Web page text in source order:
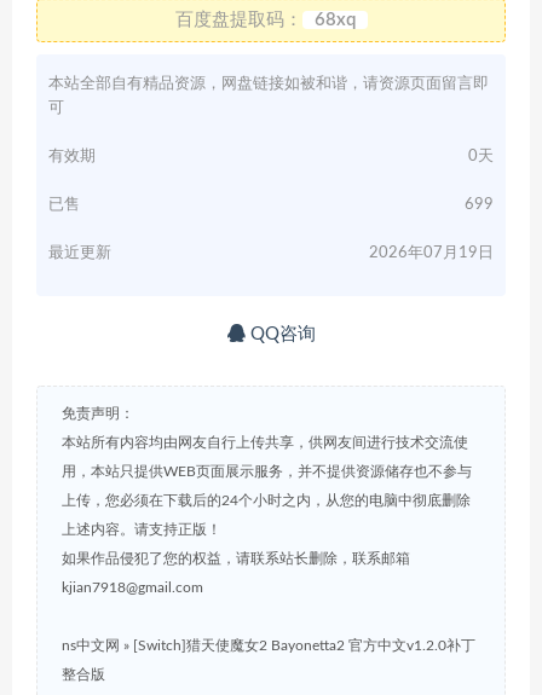
百度盘提取码： 68xq
本站全部自有精品资源，网盘链接如被和谐，请资源页面留言即
可
有效期 0天
已售 699
最近更新 2026年07月19日
QQ咨询
免责声明：
本站所有内容均由网友自行上传共享，供网友间进行技术交流使
用，本站只提供WEB页面展示服务，并不提供资源储存也不参与
上传，您必须在下载后的24个小时之内，从您的电脑中彻底删除
上述内容。请支持正版！
如果作品侵犯了您的权益，请联系站长删除，联系邮箱
kjian7918@gmail.com
ns中文网 » [Switch]猎天使魔女2 Bayonetta2 官方中文v1.2.0补丁
整合版